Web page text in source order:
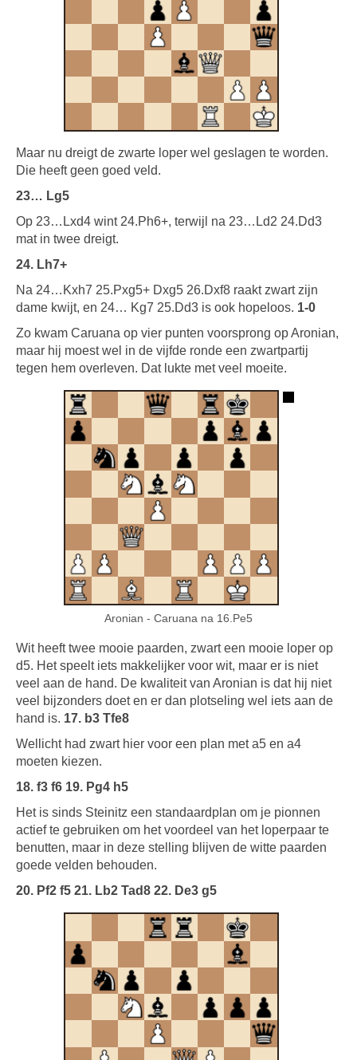
Maar nu dreigt de zwarte loper wel geslagen te worden.
Die heeft geen goed veld.
23… Lg5
Op 23…Lxd4 wint 24.Ph6+, terwijl na 23…Ld2 24.Dd3
mat in twee dreigt.
24. Lh7+
Na 24…Kxh7 25.Pxg5+ Dxg5 26.Dxf8 raakt zwart zijn
dame kwijt, en 24… Kg7 25.Dd3 is ook hopeloos. 1-0
Zo kwam Caruana op vier punten voorsprong op Aronian,
maar hij moest wel in de vijfde ronde een zwartpartij
tegen hem overleven. Dat lukte met veel moeite.
Aronian - Caruana na 16.Pe5
Wit heeft twee mooie paarden, zwart een mooie loper op
d5. Het speelt iets makkelijker voor wit, maar er is niet
veel aan de hand. De kwaliteit van Aronian is dat hij niet
veel bijzonders doet en er dan plotseling wel iets aan de
hand is. 17. b3 Tfe8
Wellicht had zwart hier voor een plan met a5 en a4
moeten kiezen.
18. f3 f6 19. Pg4 h5
Het is sinds Steinitz een standaardplan om je pionnen
actief te gebruiken om het voordeel van het loperpaar te
benutten, maar in deze stelling blijven de witte paarden
goede velden behouden.
20. Pf2 f5 21. Lb2 Tad8 22. De3 g5